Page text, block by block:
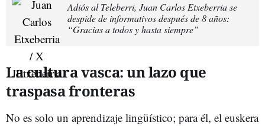
Adiós al Teleberri, Juan Carlos Etxeberria se
despide de informativos después de 8 años:
“Gracias a todos y hasta siempre”
La cultura vasca: un lazo que
traspasa fronteras
No es solo un aprendizaje lingüístico; para él, el euskera